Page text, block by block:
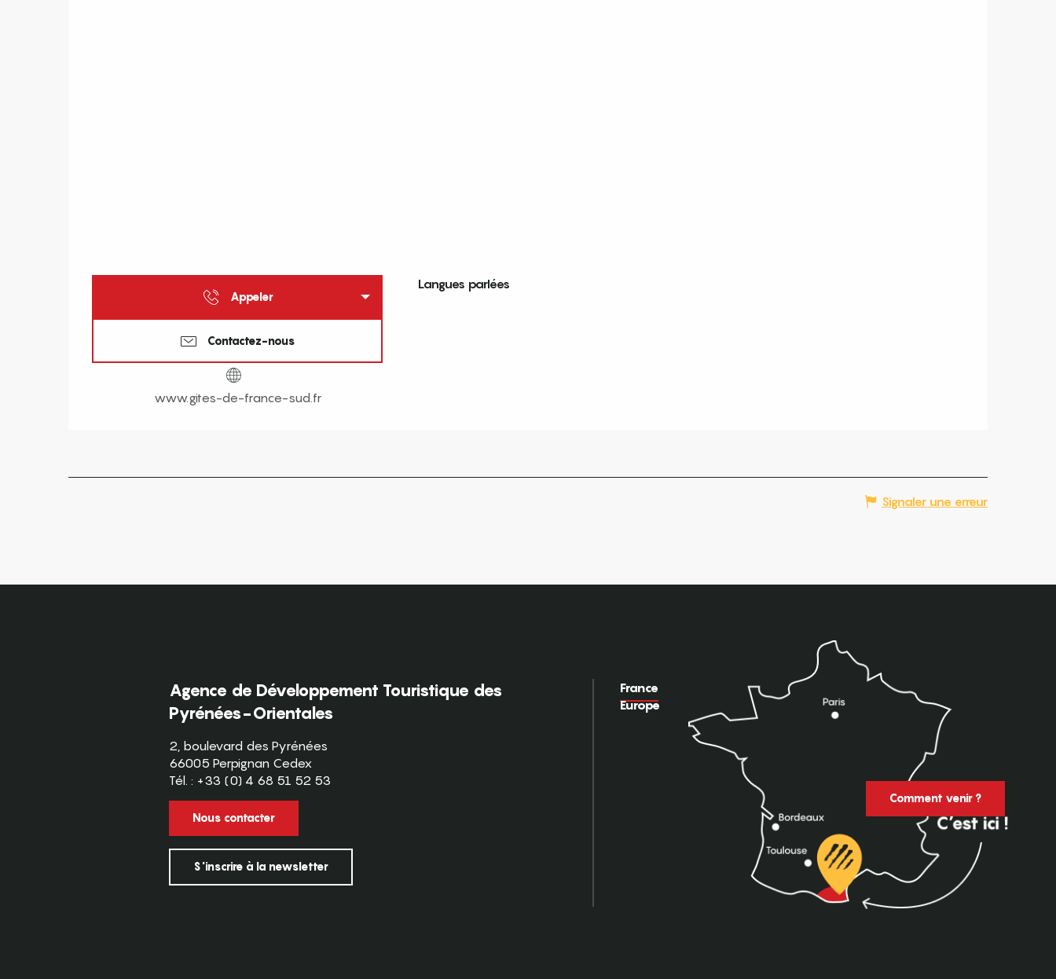
Appeler
Contactez-nous
www.gites-de-france-sud.fr
Langues parlées
Langues parlées
Signaler une erreur
Agence de Développement Touristique des
Pyrénées-Orientales
2, boulevard des Pyrénées
66005 Perpignan Cedex
Tél. : +33 (0) 4 68 51 52 53
Nous contacter
S'inscrire à la newsletter
France
Europe
Comment venir ?